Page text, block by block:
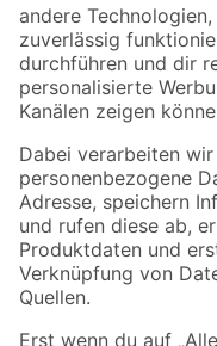
Zur Newsletter
Folge uns
Zahlungsarten
Sicher einkaufen